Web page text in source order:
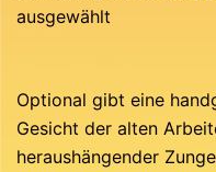
ausgewählt
Optional gibt eine
Gesicht der alten
heraushängender